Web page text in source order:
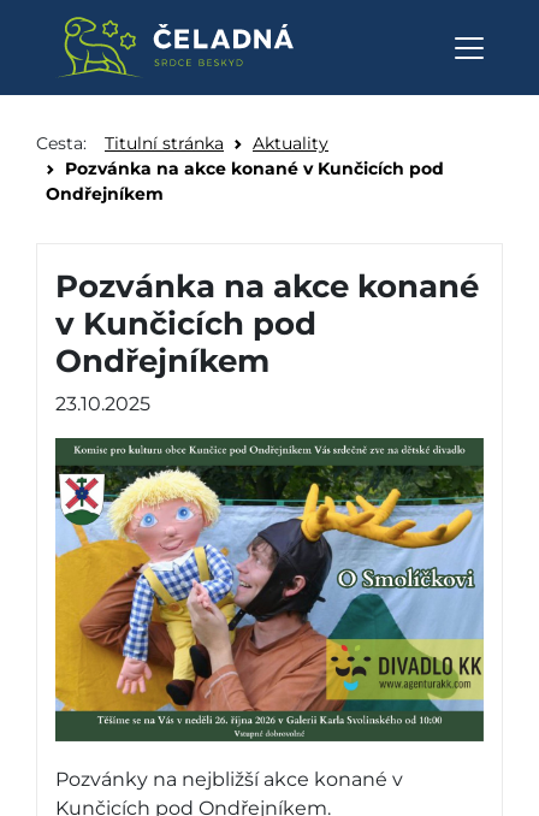
Cesta: Titulní stránka
Aktuality
Pozvánka na akce konané v Kunčicích pod
Ondřejníkem
Pozvánka na akce konané
v Kunčicích pod
Ondřejníkem
23.10.2025
Pozvánky na nejbližší akce konané v
Kunčicích pod Ondřejníkem.